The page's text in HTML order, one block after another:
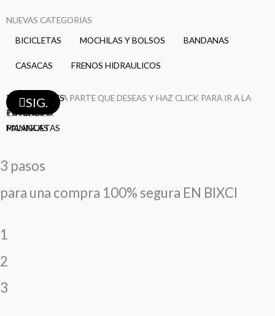
NUEVAS CATEGORIAS
BICICLETAS
MOCHILAS Y BOLSOS BANDANAS
CASACAS FRENOS HIDRAULICOS
MANIGUETAS
PEDALES
MAZAS
TIMONES
POTENCIAS
PALANCAS
FRENOS
LLANTAS
LLANTAS
BIELAS
DESVIADORES
TAZAS
CAMARAS
CAMARAS
CAMARAS
AROS
AROS
RAYOS
RAYOS
RAYOS
SELECCIONA LA PARTE QUE DESEAS Y HAZ CLICK PARA IR A LA
CATEGORÍA
SIG.
3 pasos
para una compra 100% segura EN BIXCI
1
2
3